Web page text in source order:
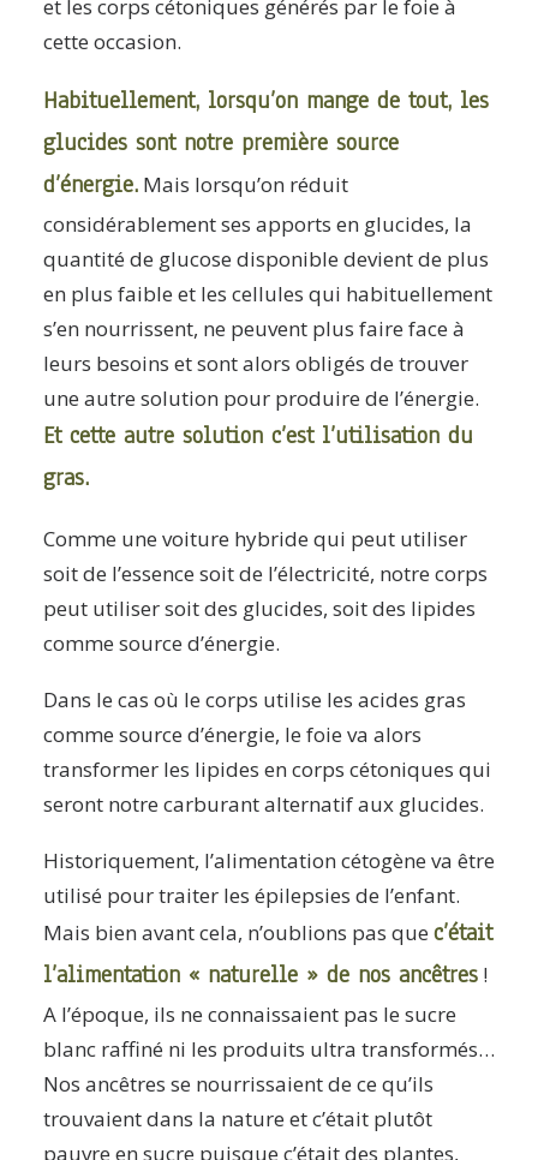
et les corps cétoniques générés par le foie à
cette occasion.
Habituellement, lorsqu’on mange de tout, les
glucides sont notre première source
d’énergie. Mais lorsqu’on réduit
considérablement ses apports en glucides, la
quantité de glucose disponible devient de plus
en plus faible et les cellules qui habituellement
s’en nourrissent, ne peuvent plus faire face à
leurs besoins et sont alors obligés de trouver
une autre solution pour produire de l’énergie.
Et cette autre solution c’est l’utilisation du
gras.
Comme une voiture hybride qui peut utiliser
soit de l’essence soit de l’électricité, notre corps
peut utiliser soit des glucides, soit des lipides
comme source d’énergie.
Dans le cas où le corps utilise les acides gras
comme source d’énergie, le foie va alors
transformer les lipides en corps cétoniques qui
seront notre carburant alternatif aux glucides.
Historiquement, l’alimentation cétogène va être
utilisé pour traiter les épilepsies de l’enfant.
Mais bien avant cela, n’oublions pas que c’était
l’alimentation « naturelle » de nos ancêtres !
A l’époque, ils ne connaissaient pas le sucre
blanc raffiné ni les produits ultra transformés…
Nos ancêtres se nourrissaient de ce qu’ils
trouvaient dans la nature et c’était plutôt
pauvre en sucre puisque c’était des plantes,